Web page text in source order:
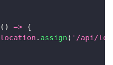
( ) => {
location . assign ( '/api/